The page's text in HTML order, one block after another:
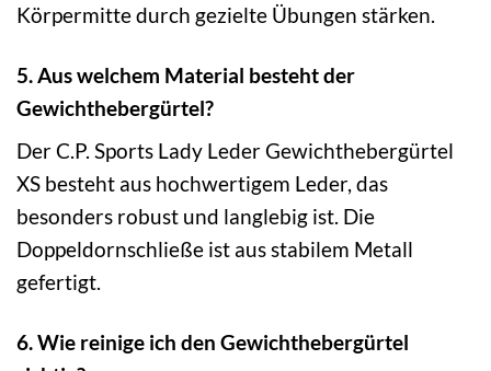
Körpermitte durch gezielte Übungen stärken.
5. Aus welchem Material besteht der
Gewichthebergürtel?
Der C.P. Sports Lady Leder Gewichthebergürtel
XS besteht aus hochwertigem Leder, das
besonders robust und langlebig ist. Die
Doppeldornschließe ist aus stabilem Metall
gefertigt.
6. Wie reinige ich den Gewichthebergürtel